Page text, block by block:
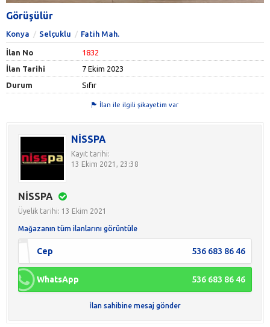
Görüşülür
Konya Selçuklu Fatih Mah.
İlan No
1832
İlan Tarihi
7 Ekim 2023
Durum
Sıfır
İlan ile ilgili şikayetim var
NİSSPA
Kayıt tarihi:
13 Ekim 2021, 23:38
NİSSPA
Üyelik tarihi: 13 Ekim 2021
Mağazanın tüm ilanlarını görüntüle
Cep 536 683 86 46
WhatsApp 536 683 86 46
İlan sahibine mesaj gönder